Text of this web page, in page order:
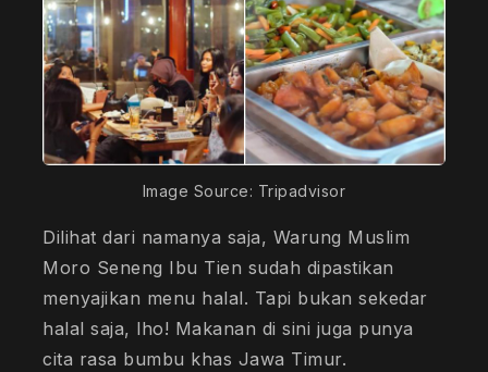
Image Source: Tripadvisor
Dilihat dari namanya saja, Warung Muslim
Moro Seneng Ibu Tien sudah dipastikan
menyajikan menu halal. Tapi bukan sekedar
halal saja, lho! Makanan di sini juga punya
cita rasa bumbu khas Jawa Timur.